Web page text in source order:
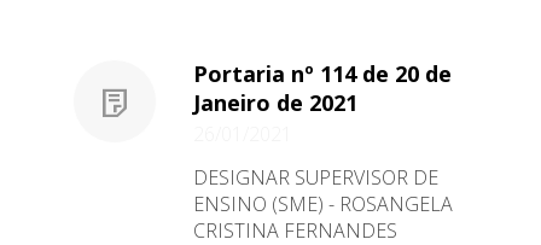
Portaria nº 114 de 20 de
Janeiro de 2021
DESIGNAR SUPERVISOR DE
ENSINO (SME) - ROSANGELA
CRISTINA FERNANDES